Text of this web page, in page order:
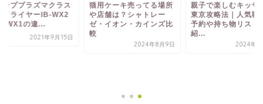
ーププラズマクラス
ドライヤーIB-WX2
WX1の違...
2021年9月15日
猫用ケーキ売ってる場所
や店舗は？シャトレー
ゼ・イオン・カインズ比
較
2024年8月9日
親子で楽しむキッザ
東京攻略法｜人気職
予約や持ち物リスト
紹...
2024年8